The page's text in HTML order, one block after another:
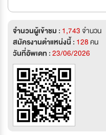
จำนวนผู้เข้าชม : 1,743จำนวน
สมัครงานตำแหน่งนี้ : 128คน
วันที่อัพเดท :23/06/2026